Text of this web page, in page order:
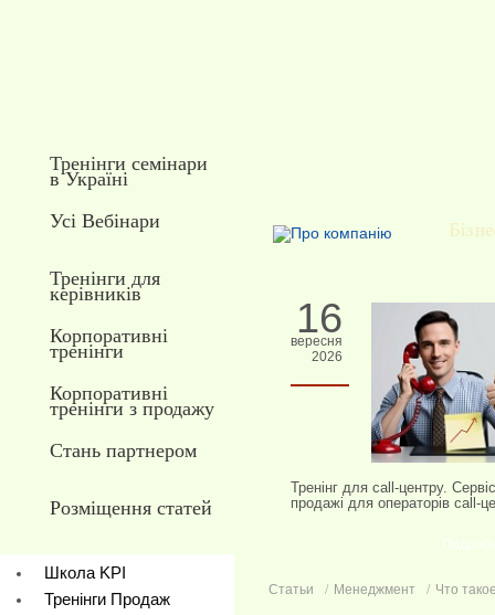
Тренінги семінари
в Україні
Усі Вебінари
Тренінги для
керівників
Корпоративні
тренінги
Корпоративні
тренінги з продажу
Стань партнером
Розміщення статей
Школа KPI
Тренінги Продаж
16
вересня
2026
Тренінг для call-центру.
продажі для операторів call-
Статьи Менеджмент Что